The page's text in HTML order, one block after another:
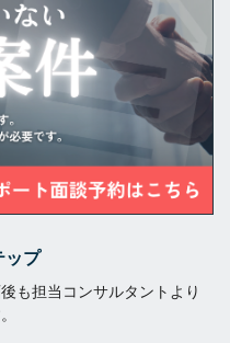
ップ
も担当コンサルタントより